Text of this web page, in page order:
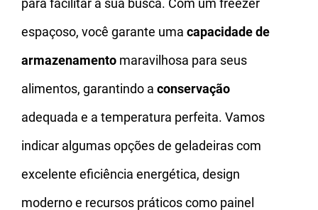
para facilitar a sua busca. Com um freezer
espaçoso, você garante uma capacidade de
armazenamento maravilhosa para seus
alimentos, garantindo a conservação
adequada e a temperatura perfeita. Vamos
indicar algumas opções de geladeiras com
excelente eficiência energética, design
moderno e recursos práticos como painel